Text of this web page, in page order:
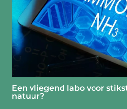
Een vliegend labo voor
natuur?